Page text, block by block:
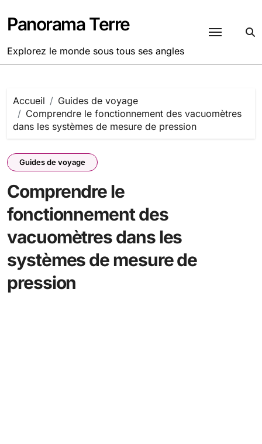
au
contenu
Panorama Terre
Explorez le monde sous tous ses angles
Accueil
Guides de voyage
Comprendre le fonctionnement des vacuomètres
dans les systèmes de mesure de pression
Guides de voyage
Comprendre le
fonctionnement des
vacuomètres dans les
systèmes de mesure de
pression